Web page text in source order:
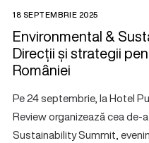
18 SEPTEMBRIE 2025
Environmental &
Direcții și strategii
României
Pe 24 septembrie, la Hotel
Review organizează cea de-
Sustainability Summit,